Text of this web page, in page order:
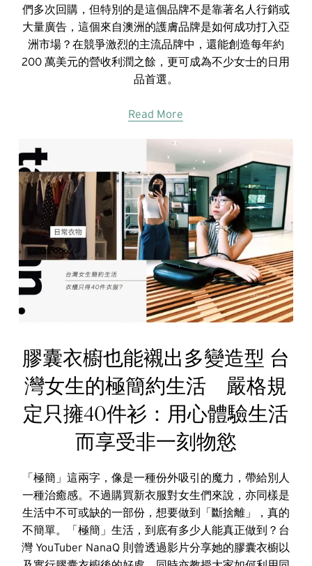
們多次回購，但特別的是這個品牌不是靠著名人行銷或
大量廣告，這個來自澳洲的護膚品牌是如何成功打入亞
洲市場？在競爭激烈的主流品牌中，還能創造每年約
200 萬美元的營收利潤之餘，更可成為不少女士的日用
品首選。
Read More
膠囊衣櫥也能襯出多變造型 台
灣女生的極簡約生活 嚴格規
定只擁40件衫：用心體驗生活
而享受非一刻物慾
「極簡」這兩字，像是一種份外吸引的魔力，帶給別人
一種治癒感。不過購買新衣服對女生們來說，亦同樣是
生活中不可或缺的一部份，想要做到「斷捨離」，真的
不簡單。「極簡」生活，到底有多少人能真正做到？台
灣 YouTuber NanaQ 則曾透過影片分享她的膠囊衣櫥以